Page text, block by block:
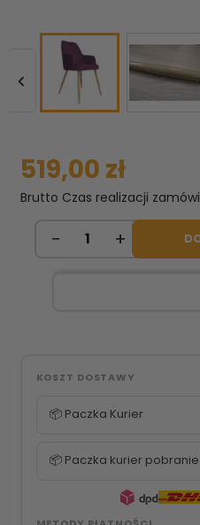

519,00 zł
Brutto Czas realizacji
KOSZT DOSTAWY
📦 Paczka Kurier
📦 Paczka kurier pobranie